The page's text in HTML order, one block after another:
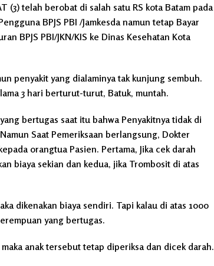
(3) telah berobat di salah satu RS kota Batam pada
BPJS PBI /Jamkesda namun tetap Bayar
BPJS PBI/JKN/KIS ke Dinas Kesehatan Kota
penyakit yang dialaminya tak kunjung sembuh.
3 hari berturut-turut, Batuk, muntah.
bertugas saat itu bahwa Penyakitnya tidak di
Saat Pemeriksaan berlangsung, Dokter
orangtua Pasien. Pertama, Jika cek darah
biaya sekian dan kedua, jika Trombosit di atas
dikenakan biaya sendiri. Tapi kalau di atas 1000
yang bertugas.
anak tersebut tetap diperiksa dan dicek darah.